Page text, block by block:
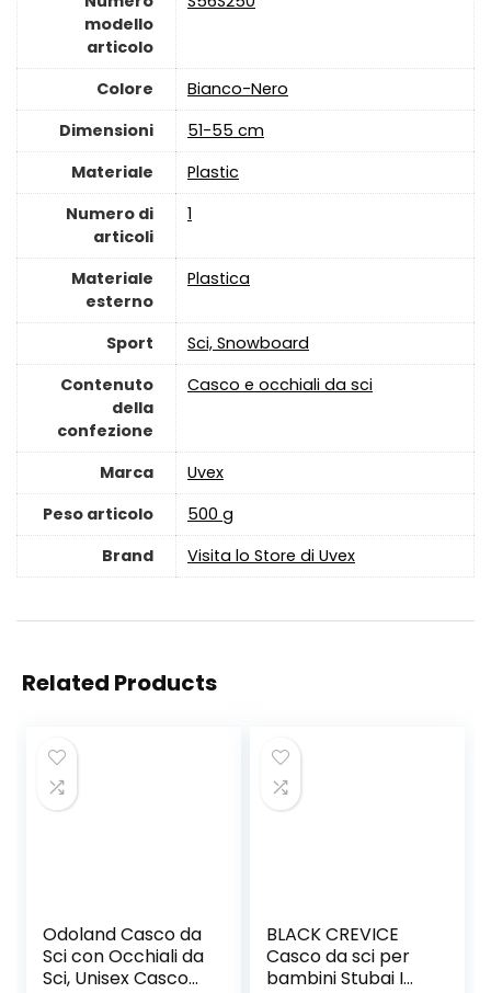
modello
articolo
Colore
‎Bianco-Nero
Dimensioni
‎51-55 cm
Materiale
Plastic
Numero di
articoli
‎1
Materiale
esterno
‎Plastica
Sport
‎Sci, Snowboard
Contenuto
della
confezione
‎Casco e occhiali da sci
Marca
‎Uvex
Peso articolo
‎500 g
Brand
Visita lo Store di Uvex
Related Products
Odoland Casco da
Sci con Occhiali da
Sci, Unisex Casco
BLACK CREVICE
Casco da sci per
bambini Stubai I